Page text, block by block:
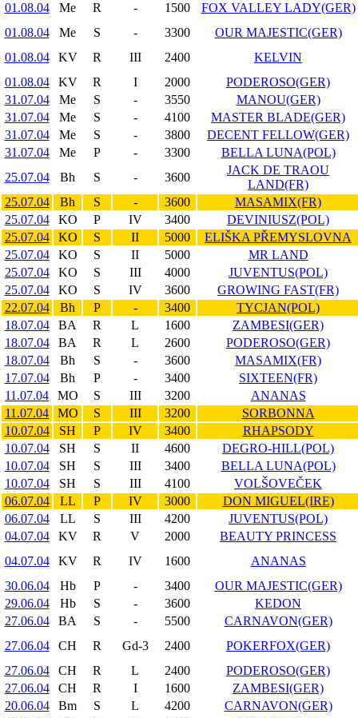
01.08.04 Me R - 1500
FOX VALLEY LADY(GER)
01.08.04
Me S - 3300
OUR MAJESTIC(GER)
01.08.04
KV R III 2400
KELVIN
01.08.04
KV R I 2000
PODEROSO(GER)
31.07.04
Me S - 3550
MANOU(GER)
31.07.04
Me S - 4100
MASTER BLADE(GER)
31.07.04
Me S - 3800
DECENT FELLOW(GER)
31.07.04
Me P - 3300
BELLA LUNA(POL)
25.07.04
Bh S - 3600
JACK DE TRAOU
LAND(FR)
25.07.04
Bh S - 3600
MASAMIX(FR)
25.07.04
KO P IV 3400
DEVINIUSZ(POL)
25.07.04
KO S II 5000
ELIŠKA PŘEMYSLOVNA
25.07.04
KO S II 5000
MR LAND
25.07.04
KO S III 4000
JUVENTUS(POL)
25.07.04
KO S IV 3600
GROWING FAST(FR)
22.07.04
Bh P - 3400
TYCJAN(POL)
18.07.04
BA R L 1600
ZAMBESI(GER)
18.07.04
BA R L 2600
PODEROSO(GER)
18.07.04
Bh S - 3600
MASAMIX(FR)
17.07.04
Bh P - 3400
SIXTEEN(FR)
11.07.04
MO S III 3200
ANANAS
11.07.04
MO S III 3200
SORBONNA
10.07.04
SH P IV 3400
RHAPSODY
10.07.04
SH S II 4600
DEGRO-HILL(POL)
10.07.04
SH S III 3400
BELLA LUNA(POL)
10.07.04
SH S III 4100
VOLŠOVEČEK
06.07.04
LL P IV 3000
DON MIGUEL(IRE)
06.07.04
LL S III 4200
JUVENTUS(POL)
04.07.04
KV R V 2000
BEAUTY PRINCESS
04.07.04
KV R IV 1600
ANANAS
30.06.04
Hb P - 3400
OUR MAJESTIC(GER)
29.06.04
Hb S - 3600
KEDON
27.06.04
BA S - 5500
CARNAVON(GER)
27.06.04
CH R Gd-3 2400
POKERFOX(GER)
27.06.04
CH R L 2400
PODEROSO(GER)
27.06.04
CH R I 1600
ZAMBESI(GER)
20.06.04
Bm S L 4200
CARNAVON(GER)